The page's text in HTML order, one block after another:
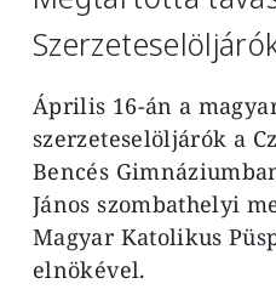
Április 16-án a
szerzeteselöljárók a
Bencés
János szombathelyi
Magyar Katolikus
elnökével.